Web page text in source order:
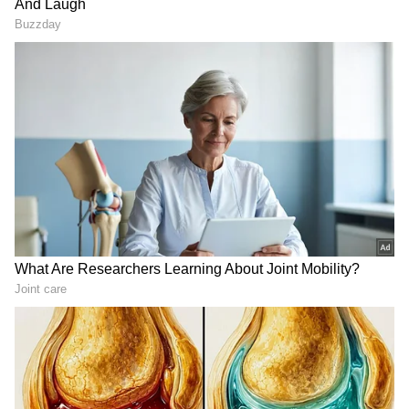
ಮಿಥುನ ರಾಶಿ
ನೀವು ಮಿಥುನ ರಾಶಿಯವರಾಗಿದ್ದರೆ, ಈ ಶುಕ್ರ ಸಂಚಾರವು
ಹಣಕಾಸಿನ ವಿಷಯಗಳಲ್ಲಿ ಪರಿಹಾರವನ್ನು ನೀಡುತ್ತದೆ. ನೀವು
ಹಣ ಗಳಿಸುವ ಹೊಸ ಮಾರ್ಗಗಳನ್ನು ಕಂಡುಕೊಳ್ಳಬಹುದು
ಮತ್ತು ಸಿಲುಕಿಕೊಂಡಿರುವ ಹಣವನ್ನು ಮರುಪಡೆಯುವ
ಸಾಧ್ಯತೆಯನ್ನು ಸಹ ಕಾಣಬಹುದು. ಕುಟುಂಬದೊಂದಿಗೆ
ಸಮಯವೂ ಚೆನ್ನಾಗಿರುತ್ತದೆ. ನಿಮ್ಮ ಖರ್ಚಿನ ಬಗ್ಗೆ
ಜಾಗರೂಕರಾಗಿರಿ ಮತ್ತು ಬುದ್ಧಿವಂತ ಹೂಡಿಕೆಗಳನ್ನು ಮಾಡಿ.